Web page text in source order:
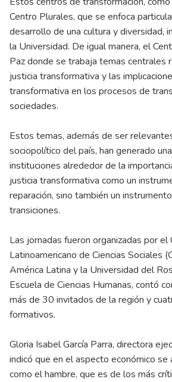
Centro Plurales, que se enfoca
desarrollo de una cultura y diversidad,
la Universidad. De igual manera, el
Paz donde se trabaja temas centrales
justicia transformativa y las
transformativa en los procesos de
sociedades.
Estos temas, además de ser
sociopolítico del país, han generado
instituciones alrededor de la
justicia transformativa como un
reparación, sino también un
transiciones.
Las jornadas fueron organizadas por el
Latinoamericano de Ciencias Sociales
América Latina y la Universidad del
Escuela de Ciencias Humanas, contó
más de 30 invitados de la región y
formativos.
Gloria Isabel García Parra, directora
indicó que en el aspecto económico se
como el hambre, que es de los más